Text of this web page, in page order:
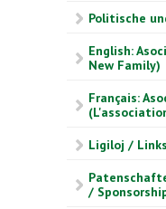
Politische
English:
New Family)
Français:
Ligiloj / Links
/